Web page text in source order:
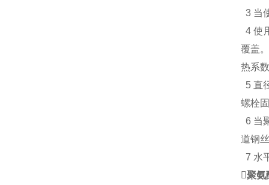
3 当
4 使
覆盖
热系
5 直
螺栓
6 当
道钢
7 水
聚氨